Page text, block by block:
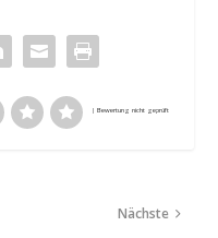
Nächste